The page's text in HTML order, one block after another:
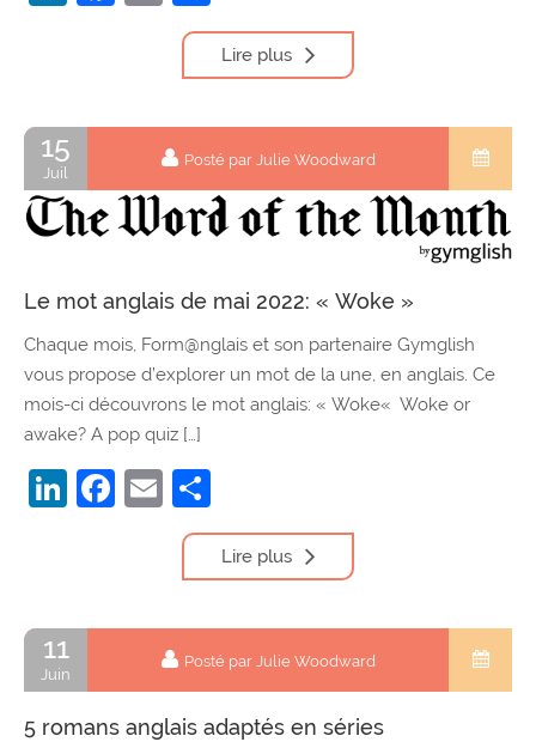
Lire plus
15
Juil
Posté par Julie Woodward
Le mot anglais de mai 2022: « Woke »
Chaque mois, Form@nglais et son partenaire Gymglish
vous propose d’explorer un mot de la une, en anglais. Ce
mois-ci découvrons le mot anglais: « Woke« Woke or
awake? A pop quiz […]
LinkedIn
Facebook
Email
Lire plus
11
Juin
Posté par Julie Woodward
5 romans anglais adaptés en séries